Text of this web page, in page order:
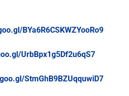
BYa6R6CSKWZYooRo9
UrbBpx1g5Df2u6qS7
StmGhB9BZUqquwiD7